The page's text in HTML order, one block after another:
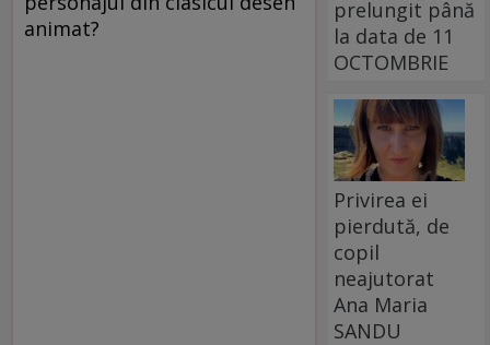
animat?
prelungit până
la data de 11
OCTOMBRIE
Privirea ei
pierdută, de
copil
neajutorat
Ana Maria
SANDU